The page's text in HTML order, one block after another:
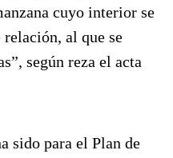
cuyo interior se
al que se
según reza el acta
sido para el Plan de